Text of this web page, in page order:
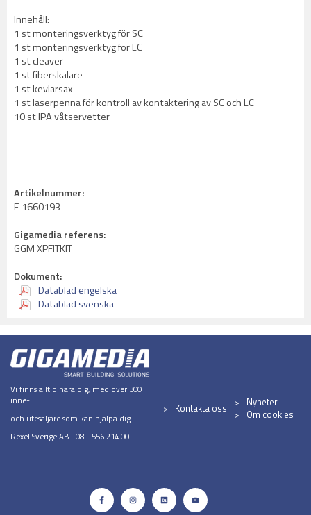
Innehåll:
1 st monteringsverktyg för SC
1 st monteringsverktyg för LC
1 st cleaver
1 st fiberskalare
1 st kevlarsax
1 st laserpenna för kontroll av kontaktering av SC och LC
10 st IPA våtservetter
Artikelnummer:
E 1660193
Gigamedia referens:
GGM XPFITKIT
Dokument:
Datablad engelska
Datablad svenska
Vi finns alltid nära dig, med över 300
inne-
och utesäljare som kan hjälpa dig.
Rexel Sverige AB 08 - 556 214 00
Kontakta oss
Nyheter
Om cookies